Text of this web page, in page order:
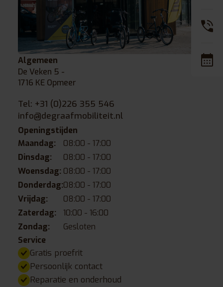
Algemeen
De Veken 5 -
1716 KE Opmeer
Tel: +31 (0)226 355 546
info@degraafmobiliteit.nl
Openingstijden
Maandag:
Dinsdag:
Woensdag:
Donderdag:
Vrijdag:
Zaterdag:
Zondag:
08:00 - 17:00
08:00 - 17:00
08:00 - 17:00
08:00 - 17:00
08:00 - 17:00
10:00 - 16:00
Gesloten
Service
Gratis proefrit
Persoonlijk contact
Reparatie en onderhoud